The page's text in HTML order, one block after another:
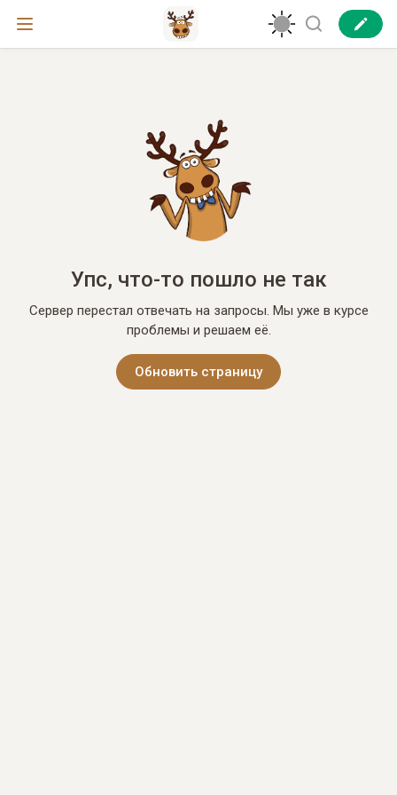
Упс, что-то пошло не так
Сервер перестал отвечать на запросы. Мы уже в курсе
проблемы и решаем её.
Обновить страницу